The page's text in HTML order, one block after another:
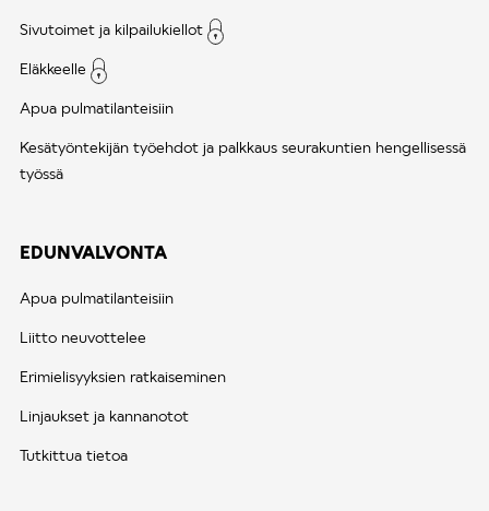
Sivutoimet ja kilpailukiellot
Eläkkeelle
Apua pulmatilanteisiin
Kesätyöntekijän työehdot ja palkkaus seurakuntien hengellisessä
työssä
EDUNVALVONTA
Apua pulmatilanteisiin
Liitto neuvottelee
Erimielisyyksien ratkaiseminen
Linjaukset ja kannanotot
Tutkittua tietoa